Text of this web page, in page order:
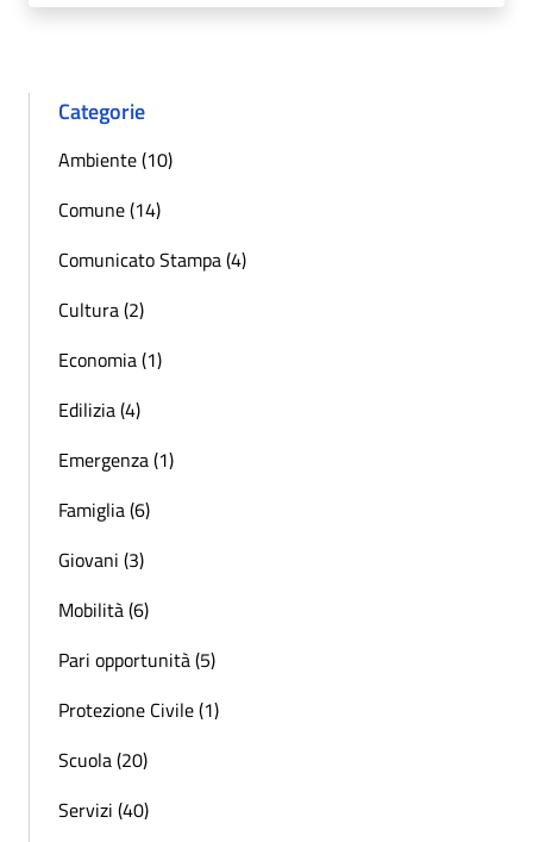
Categorie
Ambiente (10)
Comune (14)
Comunicato Stampa (4)
Cultura (2)
Economia (1)
Edilizia (4)
Emergenza (1)
Famiglia (6)
Giovani (3)
Mobilità (6)
Pari opportunità (5)
Protezione Civile (1)
Scuola (20)
Servizi (40)